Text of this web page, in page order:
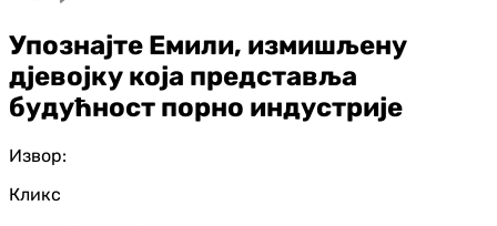
Упознајте Емили, измишљену
д‌јевојку која представља
будућност порно индустрије
Извор:
Кликс